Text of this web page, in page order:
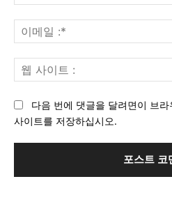
:
다음 번에 댓글을 달려면이 브
사이트를 저장하십시오.